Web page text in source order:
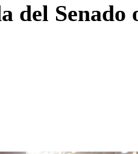
del